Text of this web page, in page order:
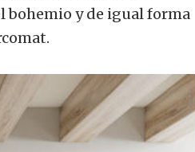
bohemio y de igual forma